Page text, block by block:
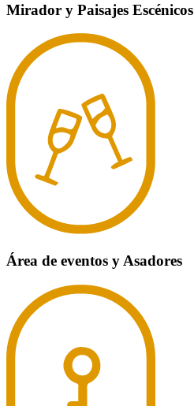
Mirador y Paisajes Escénicos
Área de eventos y Asadores